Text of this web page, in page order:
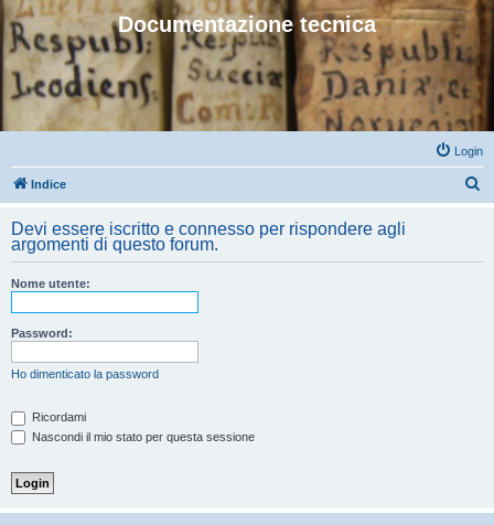
Documentazione tecnica
Login
Indice
c
Devi essere iscritto e connesso per rispondere agli
argomenti di questo forum.
Nome utente:
Password:
Ho dimenticato la password
Ricordami
Nascondi il mio stato per questa sessione